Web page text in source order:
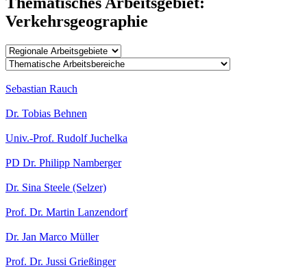
Verkehrsgeographie
Sebastian Rauch
Dr. Tobias Behnen
Univ.-Prof. Rudolf Juchelka
PD Dr. Philipp Namberger
Dr. Sina Steele (Selzer)
Prof. Dr. Martin Lanzendorf
Dr. Jan Marco Müller
Prof. Dr. Jussi Grießinger